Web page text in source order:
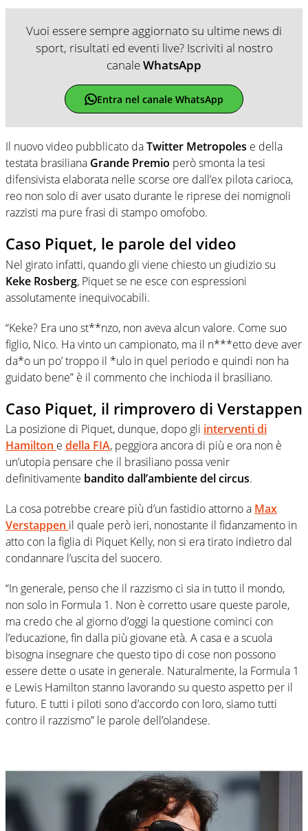
Vuoi essere sempre aggiornato su ultime news di
sport, risultati ed eventi live? Iscriviti al nostro
canaleWhatsApp
Entra nel canale WhatsApp
Il nuovo video pubblicato daTwitter Metropoles e della
testata brasiliana Grande Premio però smonta la tesi
difensivista elaborata nelle scorse ore dall’ex pilota carioca,
reo non solo di aver usato durante le riprese dei nomignoli
razzisti ma pure frasi di stampo omofobo.
Caso Piquet, le parole del video
Nel girato infatti, quando gli viene chiesto un giudizio su
Keke Rosberg, Piquet se ne esce con espressioni
assolutamente inequivocabili.
“Keke? Era uno st**nzo, non aveva alcun valore. Come suo
figlio, Nico. Ha vinto un campionato, ma il n***etto deve aver
da*o un po’ troppo il *ulo in quel periodo e quindi non ha
guidato bene” è il commento che inchioda il brasiliano.
Caso Piquet, il rimprovero di Verstappen
La posizione di Piquet, dunque, dopo gli interventi di
Hamilton e della FIA, peggiora ancora di più e ora non è
un’utopia pensare che il brasiliano possa venir
definitivamente bandito dall’ambiente del circus.
La cosa potrebbe creare più d’un fastidio attorno a Max
Verstappen il quale però ieri, nonostante il fidanzamento in
atto con la figlia di Piquet Kelly, non si era tirato indietro dal
condannare l’uscita del suocero.
“In generale, penso che il razzismo ci sia in tutto il mondo,
non solo in Formula 1. Non è corretto usare queste parole,
ma credo che al giorno d’oggi la questione cominci con
l’educazione, fin dalla più giovane età. A casa e a scuola
bisogna insegnare che questo tipo di cose non possono
essere dette o usate in generale. Naturalmente, la Formula 1
e Lewis Hamilton stanno lavorando su questo aspetto per il
futuro. E tutti i piloti sono d’accordo con loro, siamo tutti
contro il razzismo” le parole dell’olandese.